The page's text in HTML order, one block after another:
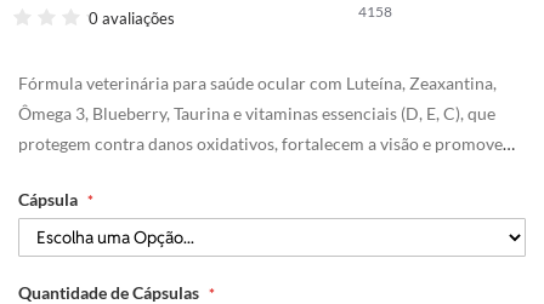
4158
0 avaliações
Fórmula veterinária para saúde ocular com Luteína, Zeaxantina,
Ômega 3, Blueberry, Taurina e vitaminas essenciais (D, E, C), que
protegem contra danos oxidativos, fortalecem a visão e promovem
Cápsula
Quantidade de Cápsulas
de
imagens